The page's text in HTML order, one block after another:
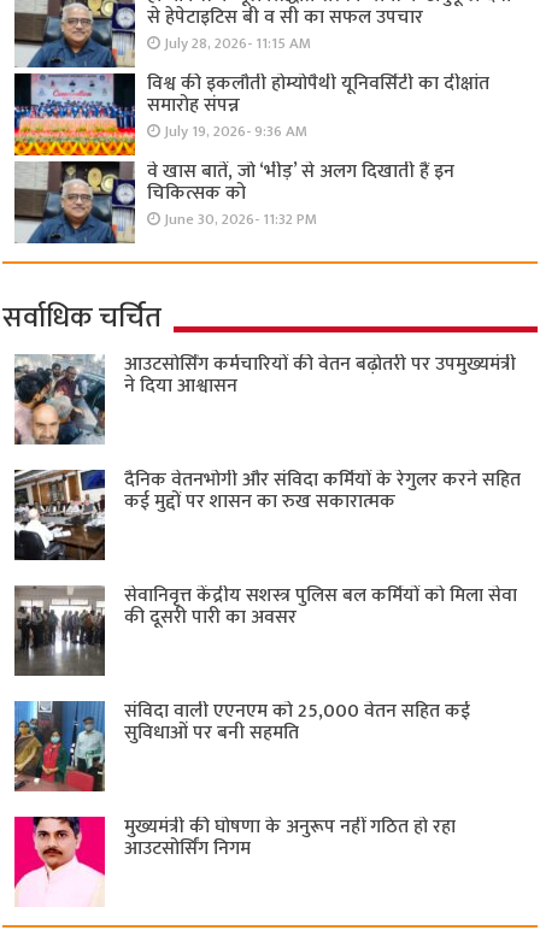
से हेपेटाइटिस बी व सी का सफल उपचार
July 28, 2026- 11:15 AM
विश्व की इकलौती होम्योपैथी यूनिवर्सिटी का दीक्षांत
समारोह संपन्न
July 19, 2026- 9:36 AM
वे खास बातें, जो ‘भीड़’ से अलग दिखाती हैं इन
चिकित्सक को
June 30, 2026- 11:32 PM
सर्वाधिक चर्चित
आउटसोर्सिंग कर्मचारियों की वेतन बढ़ोतरी पर उपमुख्यमंत्री
ने दिया आश्वासन
दैनिक वेतनभोगी और संविदा कर्मियों के रेगुलर करने सहित
कई मुद्दों पर शासन का रुख सकारात्मक
सेवानिवृत्त केंद्रीय सशस्त्र पुलिस बल ​कर्मियों को मिला सेवा
की दूसरी पारी का अवसर
संविदा वाली एएनएम को 25,000 वेतन सहित कई
सुविधाओं पर बनी सहमति
मुख्यमंत्री की घोषणा के अनुरूप नहीं गठित हो रहा
आउटसोर्सिंग निगम